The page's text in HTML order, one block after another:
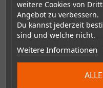
weitere Cookies von
Angebot zu verbessern.
Du kannst jederzeit
sind und welche nicht.
Weitere Informationen
Chromatic problemlos und
Ersatz-Ein/Aus-Schalter
Wartungsarbeiten oder
daran: Du musst nichts
Chromatic modden können.